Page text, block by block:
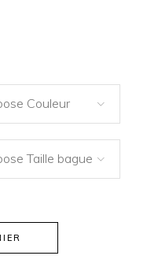
Couleur
Taille bague